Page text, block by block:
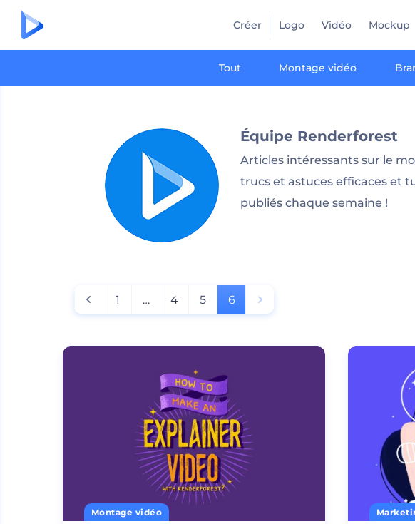
Créer Logo Vidéo Mockup
Tout Montage vidéo
Équipe Renderforest
Articles intéressants sur le
trucs et astuces efficaces et
publiés chaque semaine !
1 … 4 5 6
Montage vidéo